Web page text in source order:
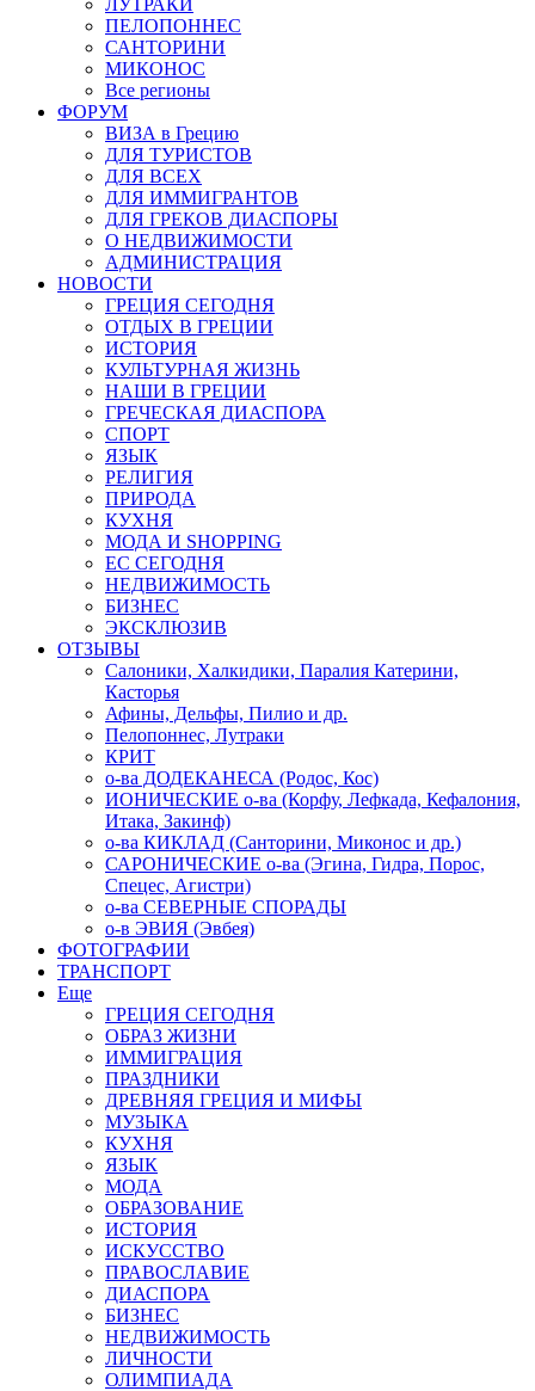
ЛУТРАКИ
ПЕЛОПОННЕС
САНТОРИНИ
МИКОНОС
Все регионы
ФОРУМ
ВИЗА в Грецию
ДЛЯ ТУРИСТОВ
ДЛЯ ВСЕХ
ДЛЯ ИММИГРАНТОВ
ДЛЯ ГРЕКОВ ДИАСПОРЫ
О НЕДВИЖИМОСТИ
АДМИНИСТРАЦИЯ
НОВОСТИ
ГРЕЦИЯ СЕГОДНЯ
ОТДЫХ В ГРЕЦИИ
ИСТОРИЯ
КУЛЬТУРНАЯ ЖИЗНЬ
НАШИ В ГРЕЦИИ
ГРЕЧЕСКАЯ ДИАСПОРА
СПОРТ
ЯЗЫК
РЕЛИГИЯ
ПРИРОДА
КУХНЯ
МОДА И SHOPPING
ЕС СЕГОДНЯ
НЕДВИЖИМОСТЬ
БИЗНЕС
ЭКСКЛЮЗИВ
ОТЗЫВЫ
Салоники, Халкидики, Паралия Катерини,
Касторья
Афины, Дельфы, Пилио и др.
Пелопоннес, Лутраки
КРИТ
о-ва ДОДЕКАНЕСА (Родос, Кос)
ИОНИЧЕСКИЕ о-ва (Корфу, Лефкада, Кефалония,
Итака, Закинф)
о-ва КИКЛАД (Санторини, Миконос и др.)
САРОНИЧЕСКИЕ о-ва (Эгина, Гидра, Порос,
Спецес, Агистри)
о-ва СЕВЕРНЫЕ СПОРАДЫ
о-в ЭВИЯ (Эвбея)
ФОТОГРАФИИ
ТРАНСПОРТ
Еще
ГРЕЦИЯ СЕГОДНЯ
ОБРАЗ ЖИЗНИ
ИММИГРАЦИЯ
ПРАЗДНИКИ
ДРЕВНЯЯ ГРЕЦИЯ И МИФЫ
МУЗЫКА
КУХНЯ
ЯЗЫК
МОДА
ОБРАЗОВАНИЕ
ИСТОРИЯ
ИСКУССТВО
ПРАВОСЛАВИЕ
ДИАСПОРА
БИЗНЕС
НЕДВИЖИМОСТЬ
ЛИЧНОСТИ
ОЛИМПИАДА